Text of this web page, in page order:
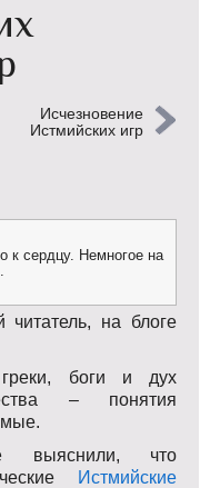
Login
Исчезновение
Истмийских игр
к сердцу. Немногое на
читатель, на блоге
боги и дух
– понятия
что
Истмийские